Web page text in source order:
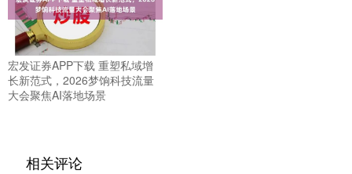
宏发证券APP下载 重塑私域增
长新范式，2026梦饷科技流量
大会聚焦AI落地场景
相关评论